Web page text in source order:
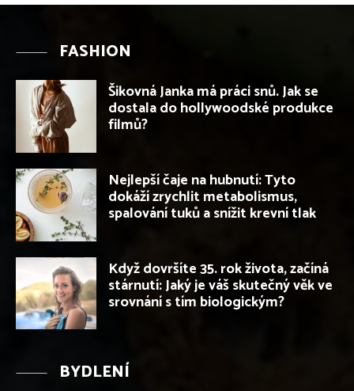
FASHION
Šikovná Janka má práci snů. Jak se
dostala do hollywoodské produkce
filmů?
Nejlepší čaje na hubnutí: Tyto
dokáží zrychlit metabolismus,
spalování tuků a snížit krevní tlak
Když dovršíte 35. rok života, začíná
stárnutí: Jaký je váš skutečný věk ve
srovnání s tím biologickým?
BYDLENÍ